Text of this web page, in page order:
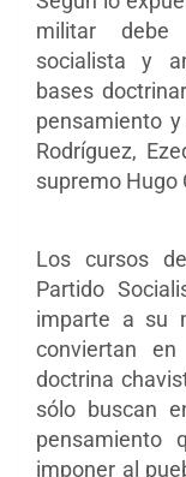
militar debe
socialista y
bases
pensamiento
Rodríguez,
supremo Hugo
Los cursos
Partido
imparte a su
conviertan
doctrina
sólo buscan
pensamiento
imponer al